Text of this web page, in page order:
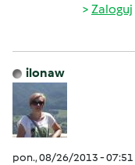
Zaloguj
ilonaw
pon., 08/26/2013 - 07:51